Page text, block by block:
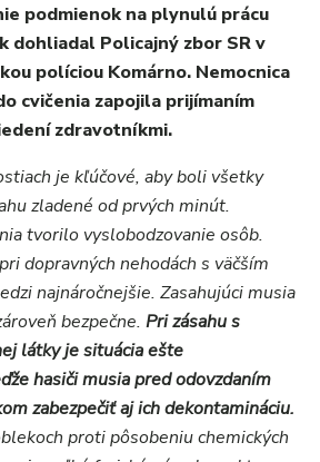
podmienok na plynulú prácu
dohliadal Policajný zbor SR v
políciou Komárno. Nemocnica
cvičenia zapojila prijímaním
zdravotníkmi.
je kľúčové, aby boli všetky
zladené od prvých minút.
tvorilo vyslobodzovanie osôb.
dopravných nehodách s väčším
najnáročnejšie. Zasahujúci musia
bezpečne. Pri zásahu s
látky je situácia ešte
hasiči musia pred odovzdaním
zabezpečiť aj ich dekontamináciu.
proti pôsobeniu chemických